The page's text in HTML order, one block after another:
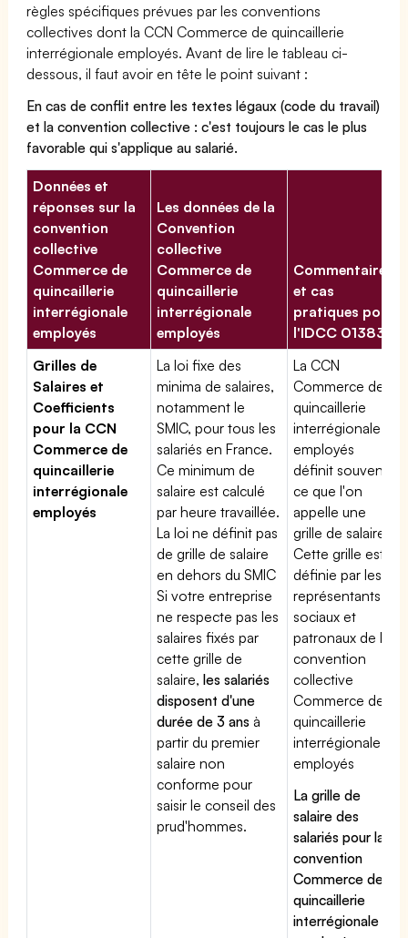
règles spécifiques prévues par les conventions
collectives dont la CCN Commerce de quincaillerie
interrégionale employés. Avant de lire le tableau ci-
dessous, il faut avoir en tête le point suivant :
En cas de conflit entre les textes légaux (code du travail)
et la convention collective : c'est toujours le cas le plus
favorable qui s'applique au salarié.
Données et
réponses sur la
convention
collective
Commerce de
quincaillerie
interrégionale
employés
Les données de la
Convention
collective
Commerce de
quincaillerie
interrégionale
employés
Commentaires
et cas
pratiques pour
l'IDCC 01383
Grilles de
Salaires et
Coefficients
pour la CCN
Commerce de
quincaillerie
interrégionale
employés
La loi fixe des
minima de salaires,
notamment le
SMIC, pour tous les
salariés en France.
Ce minimum de
salaire est calculé
par heure travaillée.
La loi ne définit pas
de grille de salaire
en dehors du SMIC
Si votre entreprise
ne respecte pas les
salaires fixés par
cette grille de
salaire,les salariés
disposent d'une
durée de 3 ans à
partir du premier
salaire non
conforme pour
saisir le conseil des
prud'hommes.
La CCN
Commerce de
quincaillerie
interrégionale
employés
définit souvent
ce que l'on
appelle une
grille de salaires.
Cette grille est
définie par les
représentants
sociaux et
patronaux de la
convention
collective
Commerce de
quincaillerie
interrégionale
employés
La grille de
salaire des
salariés pour la
convention
Commerce de
quincaillerie
interrégionale